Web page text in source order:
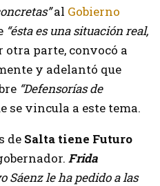
al Gobierno
“ésta es una situación real,
otra parte, convocó a
y adelantó que
“Defensorías de
se vincula a este tema.
de Salta tiene Futuro
Frida
Sáenz le ha pedido a las